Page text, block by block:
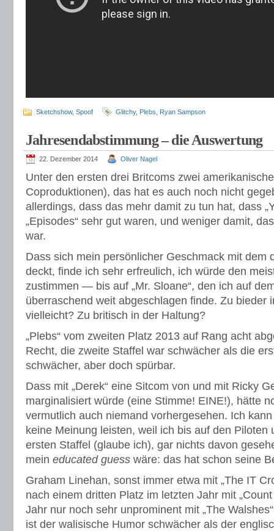
Sketchshow, Spoof Glitchy, Plebs Ryan Sampson
Jahresendabstimmung – die Auswertung
22. Dezember 2014 Oliver Nagel
Unter den ersten drei Britcoms zwei
Coproduktionen), das hat es auch noch nicht
allerdings, dass das mehr damit zu tun hat, dass
„Episodes“ sehr gut waren, und weniger damit,
war.
Dass sich mein persönlicher Geschmack mit dem
deckt, finde ich sehr erfreulich, ich würde den
zustimmen — bis auf „Mr. Sloane“, den ich auf
überraschend weit abgeschlagen finde. Zu bieder
vielleicht? Zu britisch in der Haltung?
„Plebs“ vom zweiten Platz 2013 auf Rang acht
Recht, die zweite Staffel war schwächer als die
schwächer, aber doch spürbar.
Dass mit „Derek“ eine Sitcom von und mit Ricky
marginalisiert würde (eine Stimme! EINE!), hätte
vermutlich auch niemand vorhergesehen. Ich
keine Meinung leisten, weil ich bis auf den Piloten
ersten Staffel (glaube ich), gar nichts davon
mein educated guess wäre: das hat schon seine
Graham Linehan, sonst immer etwa mit „The IT
nach einem dritten Platz im letzten Jahr mit
Jahr nur noch sehr unprominent mit „The
ist der walisische Humor schwächer als der